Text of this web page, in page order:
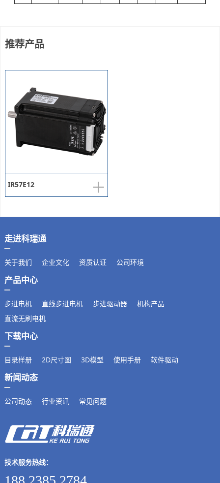
推荐产品
+
IR57E12
走进科瑞通
关于我们 企业文化 资质认证 公司环境
产品中心
步进电机 直线步进电机 步进驱动器
机构产品
直流无刷电机
下载中心
目录样册 2D尺寸图 3D模型 使用手册 软件驱动
新闻动态
公司动态 行业资讯 常见问题
技术服务热线：